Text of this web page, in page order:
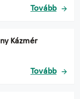
Tovább
Kázmér
Tovább